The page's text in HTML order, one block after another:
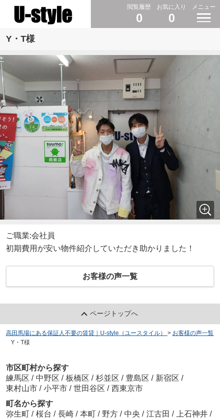
閲覧履歴
0
お気に入り
0
メニュー
Y・T様
ご職業:会社員
初期費用が安い物件紹介していただき助かりました！
お客様の声一覧
ページトップへ
高田馬場にある保証人不要の賃貸｜U-style（ユースタイル） > お客様の声一覧
Y・T様
市区町村から探す
練馬区 / 中野区 / 板橋区 / 杉並区 / 豊島区 / 新宿区 /
東村山市 / 小平市 / 世田谷区 / 西東京市
町名から探す
弥生町 / 桜台 / 長崎 / 本町 / 野方 / 中央 / 江古田 / 上石神井 /